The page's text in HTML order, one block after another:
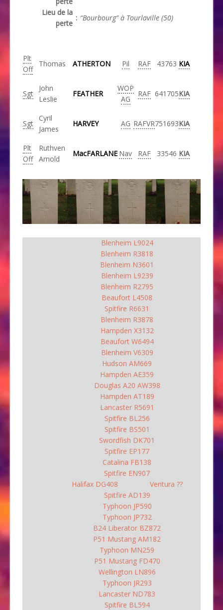
Lieu de la
perte
: “Bourbourg” à Tourlaville (50)
Plt
Off
Thomas ATHERTON Pil RAF 43763 KIA
Sgt
John
Leslie
FEATHER
WOP
AG
RAF 641705KIA
Sgt
Cyril
James
HARVEY AG RAFVR751693KIA
Plt
Off
Ruthven
Arnold
MacFARLANE Nav RAF 33546 KIA
Blenheim L9024
Blenheim R3818
Blenheim N3601
Blenheim L9239
Blenheim R2795
Beaufort L4508
Spitfire R6631
Blenheim R3878
Hampden X3132
Beaufort W6494
Blenheim V6309
Hudson AM669
Hampden AE359
Douglas A20 AW398
Hampden AT189
Lancaster R5691
Spitfire BL256
Spitfire BS501
Swordfish DK701
Spitfire EP177
Catalina FB138
Spitfire EN907
Halifax DG408
Ventura ??
Spitfire AD139
Typhoon JP590
Typhoon JP732
B24 Liberator BZ872
P51 Mustang AM182
Typhoon MN259
P51 Mustang FD470
Wellington LN896
Typhoon JR293
Lancaster ND783
Spitfire BL594